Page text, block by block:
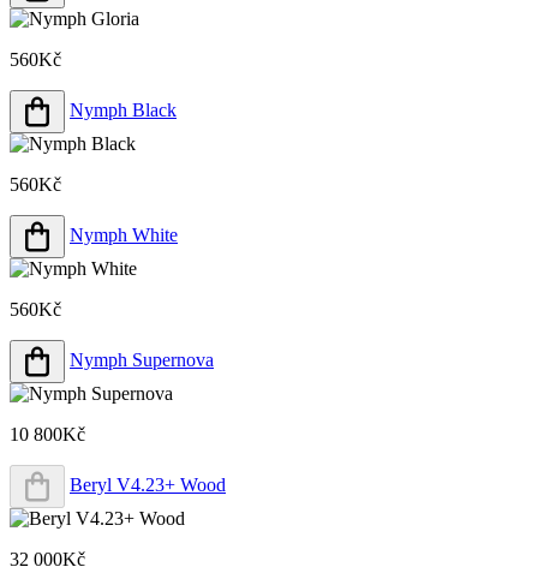
560Kč
Nymph Black
560Kč
Nymph White
560Kč
Nymph Supernova
10 800Kč
Beryl V4.23+ Wood
32 000Kč